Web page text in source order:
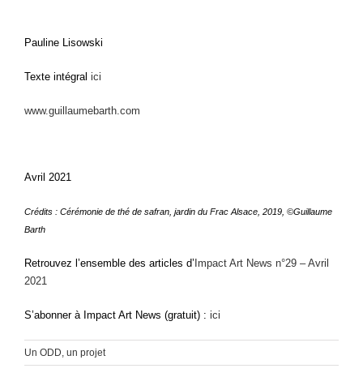
Pauline Lisowski
Texte intégral ici
www.guillaumebarth.com
Avril 2021
Crédits : Cérémonie de thé de safran, jardin du Frac Alsace, 2019, ©Guillaume
Barth
Retrouvez l’ensemble des articles d’ Impact Art News n°29 – Avril
2021
S’abonner à Impact Art News (gratuit) : ici
Un ODD, un projet